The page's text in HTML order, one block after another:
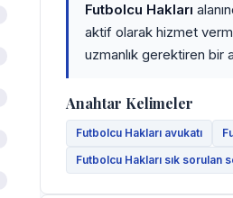
Futbolcu Hakları
aktif olarak hizmet
uzmanlık gerektiren bir
Anahtar Kelimeler
Futbolcu Hakları avukatı
Futbolcu Hakları sık sorulan